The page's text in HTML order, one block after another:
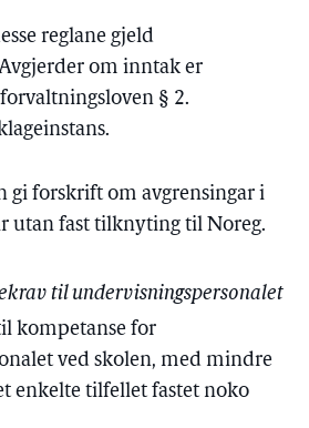
reglane gjeld
om inntak er
§ 2.
gi forskrift om avgrensingar i
utan fast tilknyting til Noreg.
til undervisningspersonalet
kompetanse for
ved skolen, med mindre
enkelte tilfellet fastet noko